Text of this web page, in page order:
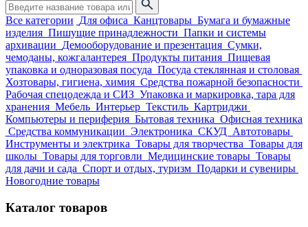
Все категории Для офиса Канцтовары Бумага и бумажные
изделия Пишущие принадлежности Папки и системы
архивации Демооборудование и презентация Сумки,
чемоданы, кожгалантерея Продукты питания Пищевая
упаковка и одноразовая посуда Посуда стеклянная и столовая
Хозтовары, гигиена, химия Средства пожарной безопасности
Рабочая спецодежда и СИЗ Упаковка и маркировка, тара для
хранения Мебель Интерьер Текстиль Картриджи
Компьютеры и периферия Бытовая техника Офисная техника
Средства коммуникации Электроника СКУД Автотовары
Инструменты и электрика Товары для творчества Товары для
школы Товары для торговли Медицинские товары Товары
для дачи и сада Спорт и отдых, туризм Подарки и сувениры
Новогодние товары
Каталог товаров